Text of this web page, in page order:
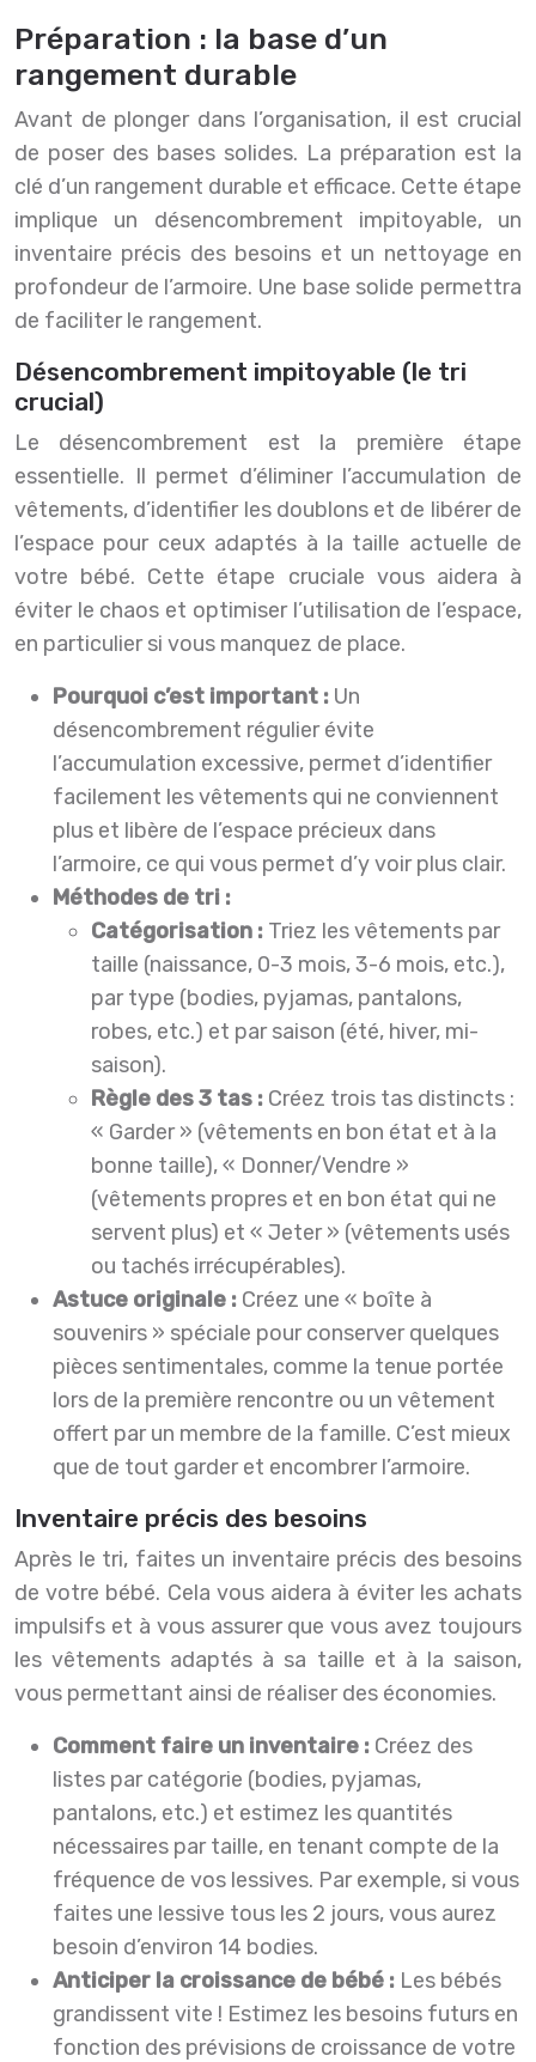
Préparation : la base d’un
rangement durable
Avant de plonger dans l’organisation, il est crucial
de poser des bases solides. La préparation est la
clé d’un rangement durable et efficace. Cette étape
implique un désencombrement impitoyable, un
inventaire précis des besoins et un nettoyage en
profondeur de l’armoire. Une base solide permettra
de faciliter le rangement.
Désencombrement impitoyable (le tri
crucial)
Le désencombrement est la première étape
essentielle. Il permet d’éliminer l’accumulation de
vêtements, d’identifier les doublons et de libérer de
l’espace pour ceux adaptés à la taille actuelle de
votre bébé. Cette étape cruciale vous aidera à
éviter le chaos et optimiser l’utilisation de l’espace,
en particulier si vous manquez de place.
Pourquoi c’est important : Un
désencombrement régulier évite
l’accumulation excessive, permet d’identifier
facilement les vêtements qui ne conviennent
plus et libère de l’espace précieux dans
l’armoire, ce qui vous permet d’y voir plus clair.
Méthodes de tri :
Catégorisation : Triez les vêtements par
taille (naissance, 0-3 mois, 3-6 mois, etc.),
par type (bodies, pyjamas, pantalons,
robes, etc.) et par saison (été, hiver, mi-
saison).
Règle des 3 tas : Créez trois tas distincts :
« Garder » (vêtements en bon état et à la
bonne taille), « Donner/Vendre »
(vêtements propres et en bon état qui ne
servent plus) et « Jeter » (vêtements usés
ou tachés irrécupérables).
Astuce originale : Créez une « boîte à
souvenirs » spéciale pour conserver quelques
pièces sentimentales, comme la tenue portée
lors de la première rencontre ou un vêtement
offert par un membre de la famille. C’est mieux
que de tout garder et encombrer l’armoire.
Inventaire précis des besoins
Après le tri, faites un inventaire précis des besoins
de votre bébé. Cela vous aidera à éviter les achats
impulsifs et à vous assurer que vous avez toujours
les vêtements adaptés à sa taille et à la saison,
vous permettant ainsi de réaliser des économies.
Comment faire un inventaire : Créez des
listes par catégorie (bodies, pyjamas,
pantalons, etc.) et estimez les quantités
nécessaires par taille, en tenant compte de la
fréquence de vos lessives. Par exemple, si vous
faites une lessive tous les 2 jours, vous aurez
besoin d’environ 14 bodies.
Anticiper la croissance de bébé : Les bébés
grandissent vite ! Estimez les besoins futurs en
fonction des prévisions de croissance de votre